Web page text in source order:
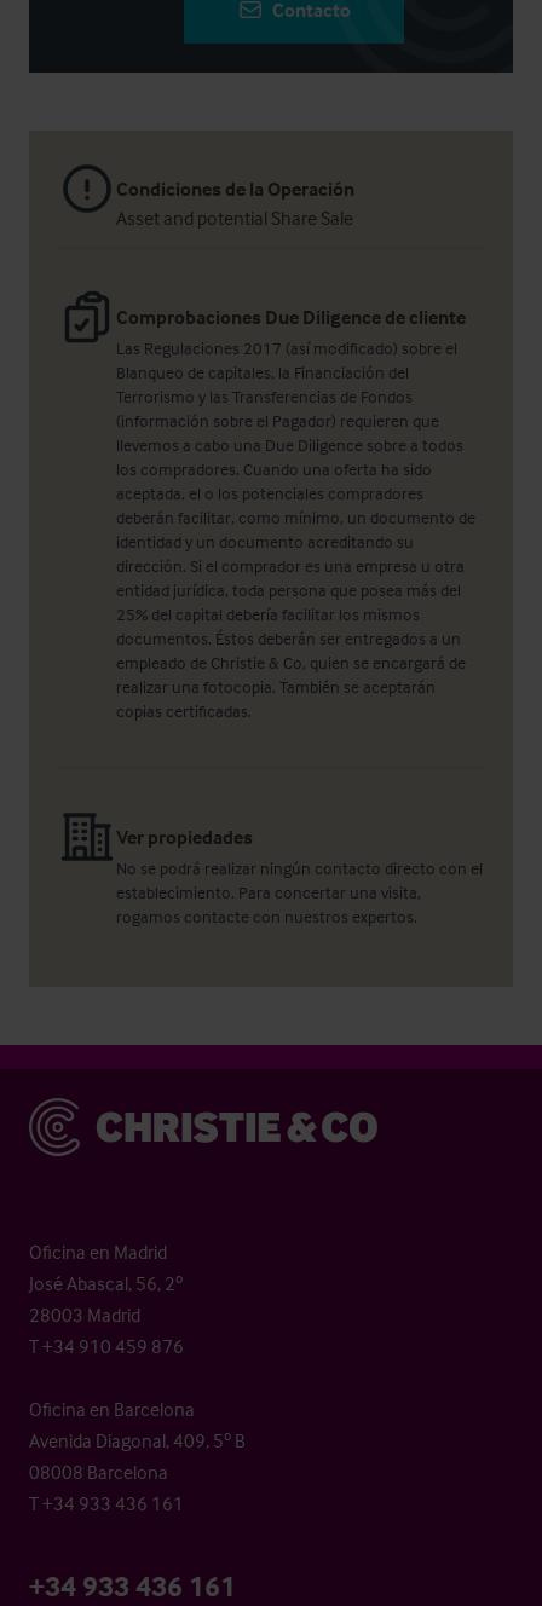
Condiciones de la Operación
Asset and potential Share Sale
Comprobaciones Due Diligence de cliente
Las Regulaciones 2017 (así modificado) sobre el
Blanqueo de capitales, la Financiación del
Terrorismo y las Transferencias de Fondos
(información sobre el Pagador) requieren que
llevemos a cabo una Due Diligence sobre a todos
los compradores. Cuando una oferta ha sido
aceptada, el o los potenciales compradores
deberán facilitar, como mínimo, un documento de
identidad y un documento acreditando su
dirección. Si el comprador es una empresa u otra
entidad jurídica, toda persona que posea más del
25% del capital debería facilitar los mismos
documentos. Éstos deberán ser entregados a un
empleado de Christie & Co, quien se encargará de
realizar una fotocopia. También se aceptarán
copias certificadas.
Ver propiedades
No se podrá realizar ningún contacto directo con el
establecimiento. Para concertar una visita,
rogamos contacte con nuestros expertos.
Contacto
Christie & Co
Oficina en Madrid
José Abascal, 56, 2º
28003 Madrid
T +34 910 459 876
Oficina en Barcelona
Avenida Diagonal, 409, 5º B
08008 Barcelona
T +34 933 436 161
+34 933 436 161